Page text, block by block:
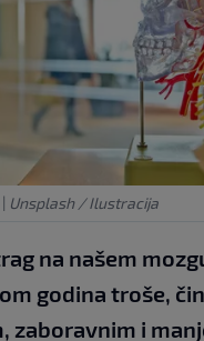
| Unsplash / Ilustracija
na našem
godina troše,
zaboravnim i